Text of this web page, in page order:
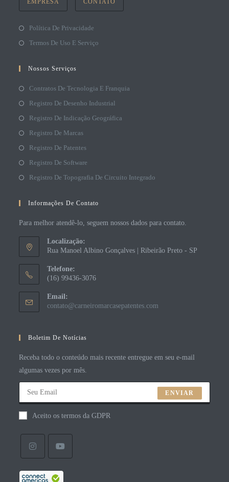
EMPRESA CONTATO
Política De Privacidade
Termos De Uso E Serviço
Nossos Serviços
Contratos De Tecnologia E Franquia
Registro De Desenho Industrial
Registro De Indicação Geográfica
Registro De Marcas
Registro De Patentes
Registro De Software
Registro De Topografia De Circuito Integrado
Informações De Contato
Para melhor atendê-lo, seguem nossos dados para contato.
Localização:
Rua Manoel Albino Gonçalves | Ribeirão Preto - SP
Telefone:
(16) 99436-3076
Email:
contato@carneiromarcasepatentes.com
Boletim De Notícias
Receba todo o conteúdo mais recente entregue em seu e-mail
algumas vezes por mês.
ENVIAR
Aceito os termos da GDPR